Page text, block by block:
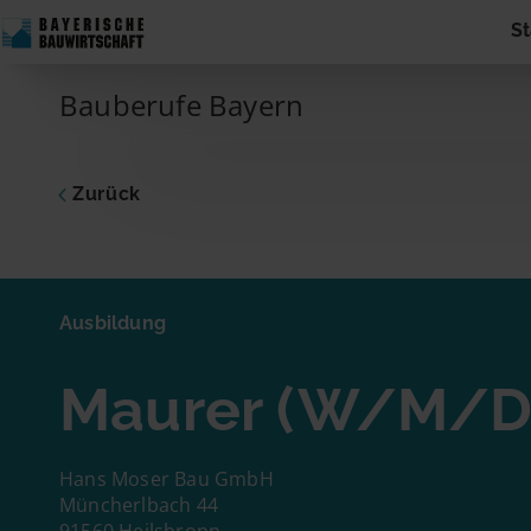
Skip to content
Bauberufe Bayern
Zurück
Ausbildung
Maurer (W/M/
Hans Moser Bau GmbH
Müncherlbach 44
Dich
zum